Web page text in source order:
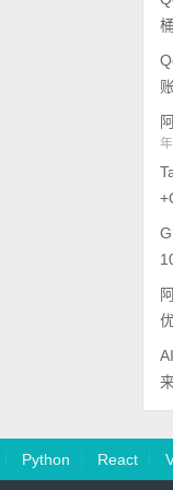
Python React